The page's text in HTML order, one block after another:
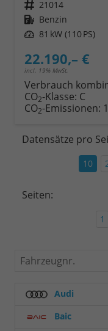
Fahrzeugnr. 21014
Kraftstoff Benzin
Leistung 81 kW (110 PS)
22.190,– €
incl. 19% MwSt.
Verbrauch
CO2-Klasse: C
CO2-Emissionen:
Datensätze pro
10
Seiten:
1
Fahrzeugnr.
Audi
Baic